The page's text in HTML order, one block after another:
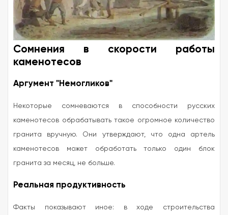
Сомнения в скорости работы
каменотесов
Аргумент "Немогликов"
Некоторые сомневаются в способности русских
каменотесов обрабатывать такое огромное количество
гранита вручную. Они утверждают, что одна артель
каменотесов может обработать только один блок
гранита за месяц, не больше.
Реальная продуктивность
Факты показывают иное: в ходе строительства